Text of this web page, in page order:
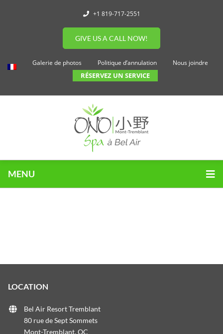
+1 819-717-2551
GIVE US A CALL NOW!
Galerie de photos Politique d’annulation Nous joindre
RÉSERVEZ UN SERVICE
MENU
LOCATION
Bel Air Resort Tremblant
80 rue de Sept Sommets
Mont-Tremblant, QC